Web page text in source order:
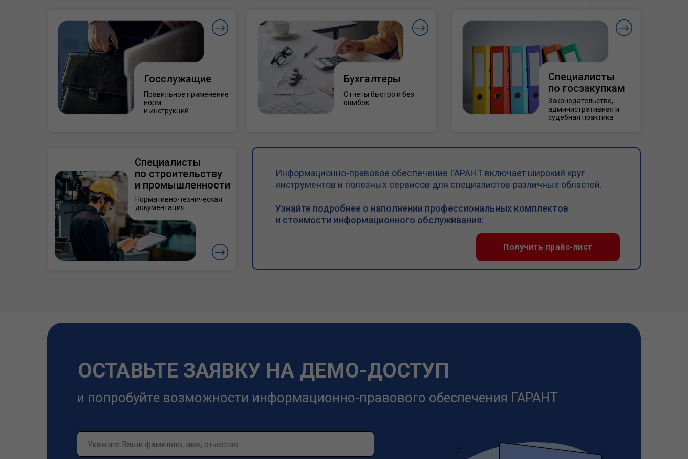
Госслужащие
Правильное применение
норм
и инструкций
Бухгалтеры
Отчеты быстро и без
ошибок
Специалисты
по госзакупкам
Законодательство,
административная и
судебная практика
Получить прайс-лист
Специалисты
по строительству
и промышленности
Нормативно-техническая
документация
Информационно-правовое обеспечение ГАРАНТ включает широкий круг
инструментов и полезных сервисов для специалистов различных областей.
Узнайте подробнее о наполнении профессиональных комплектов
и стоимости информационного обслуживания:
и попробуйте возможности информационно-правового обеспечения ГАРАНТ
ОСТАВЬТЕ ЗАЯВКУ НА ДЕМО-ДОСТУП